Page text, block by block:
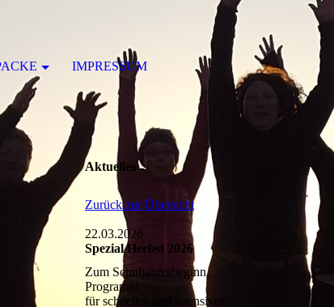
IMPRESSUM
Aktuelles
Zurück zur Übersicht
22.03.2026
Spezial Herbst 2026
Zum Schuljahresbeginn,
Programm
für schnelles und intensives